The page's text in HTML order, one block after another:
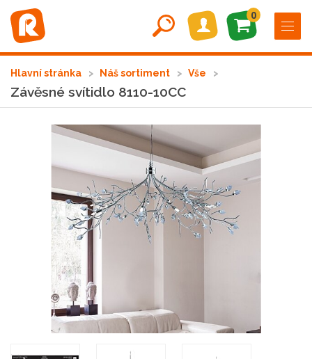
0
Hlavní stránka Náš sortiment Vše
Závěsné svítidlo 8110-10CC